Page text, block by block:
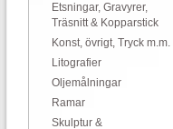
Etsningar, Gravyrer,
Träsnitt & Kopparstick
Konst, övrigt, Tryck m.m.
Litografier
Oljemålningar
Ramar
Skulptur &